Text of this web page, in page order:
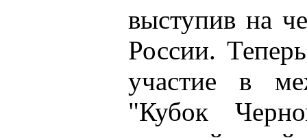
выступив на
России.
участие в
"Кубок